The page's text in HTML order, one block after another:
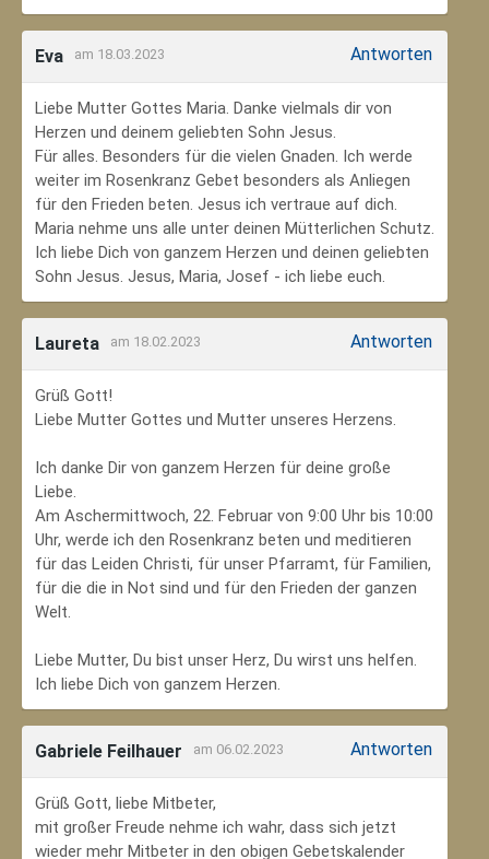
Eva am 18.03.2023 Antworten
Liebe Mutter Gottes Maria. Danke vielmals dir von
Herzen und deinem geliebten Sohn Jesus.
Für alles. Besonders für die vielen Gnaden. Ich werde
weiter im Rosenkranz Gebet besonders als Anliegen
für den Frieden beten. Jesus ich vertraue auf dich.
Maria nehme uns alle unter deinen Mütterlichen Schutz.
Ich liebe Dich von ganzem Herzen und deinen geliebten
Sohn Jesus. Jesus, Maria, Josef - ich liebe euch.
Laureta am 18.02.2023 Antworten
Grüß Gott!
Liebe Mutter Gottes und Mutter unseres Herzens.
Ich danke Dir von ganzem Herzen für deine große
Liebe.
Am Aschermittwoch, 22. Februar von 9:00 Uhr bis 10:00
Uhr, werde ich den Rosenkranz beten und meditieren
für das Leiden Christi, für unser Pfarramt, für Familien,
für die die in Not sind und für den Frieden der ganzen
Welt.
Liebe Mutter, Du bist unser Herz, Du wirst uns helfen.
Ich liebe Dich von ganzem Herzen.
Gabriele Feilhauer am 06.02.2023 Antworten
Grüß Gott, liebe Mitbeter,
mit großer Freude nehme ich wahr, dass sich jetzt
wieder mehr Mitbeter in den obigen Gebetskalender